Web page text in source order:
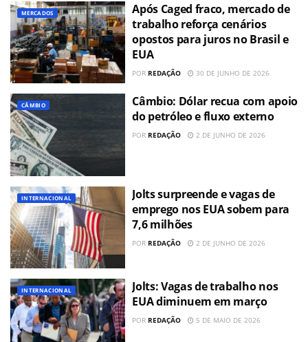
MERCADOS
Após Caged fraco, mercado de
trabalho reforça cenários
opostos para juros no Brasil e
EUA
POR REDAÇÃO 30 DE JUNHO DE 2026
CÂMBIO
Câmbio: Dólar recua com apoio
do petróleo e fluxo externo
POR REDAÇÃO 2 DE JUNHO DE 2026
INTERNACIONAL
Jolts surpreende e vagas de
emprego nos EUA sobem para
7,6 milhões
POR REDAÇÃO 2 DE JUNHO DE 2026
INTERNACIONAL
Jolts: Vagas de trabalho nos
EUA diminuem em março
POR REDAÇÃO 5 DE MAIO DE 2026